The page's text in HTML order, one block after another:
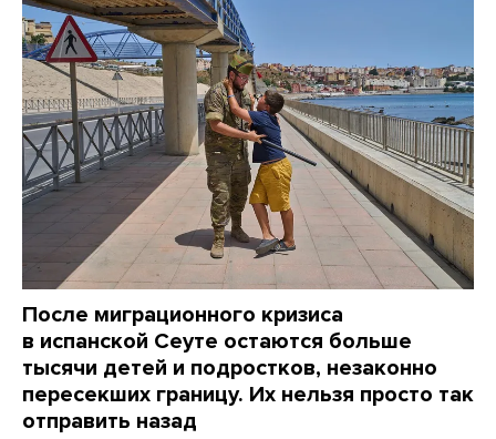
После миграционного кризиса
в испанской Сеуте остаются больше
тысячи детей и подростков, незаконно
пересекших границу. Их нельзя просто так
отправить назад